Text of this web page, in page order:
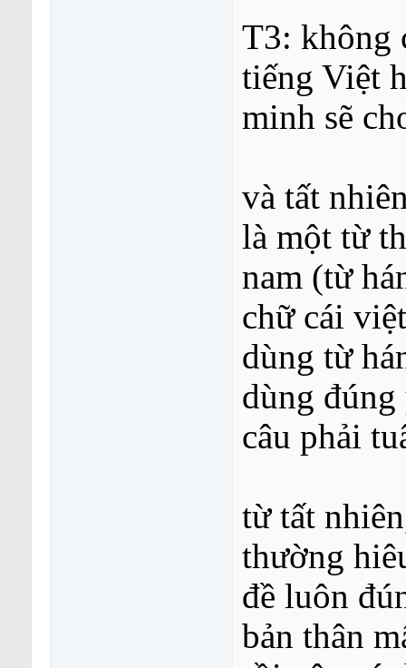
T3: không
tiếng Việt
minh sẽ
và tất
là một từ
nam (từ
chữ cái
dùng từ
dùng
câu phải
từ tất
thường
đề luôn
bản thân